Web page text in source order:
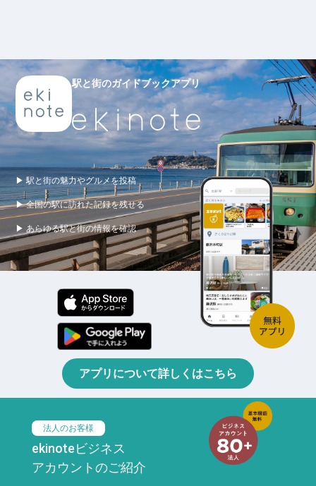
駅と街のガイドブックアプリ
▶ 駅と街の魅力やグルメを投稿
▶ 全国の駅に訪れた記録を残せる
▶ あらゆる駅と街の情報を確認
アプリについて詳しくはこちら
法人のお客様
ekinoteビジネス
アカウントのご紹介